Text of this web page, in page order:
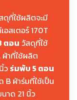
ดุที่ใช้ผลิตจะมี
อสเตอร์ 170T
ตอน วัสดุที่ใช้
ผ้าที่ใช้ผลิต
ว ร่มพับ 5 ตอน
B ผ้าร่มที่ใช้เป็น
าด 21 นิ้ว